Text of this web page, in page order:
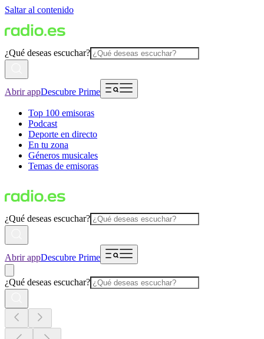
Saltar al contenido
¿Qué deseas escuchar?
Abrir appDescubre Prime
Top 100 emisoras
Podcast
Deporte en directo
En tu zona
Géneros musicales
Temas de emisoras
¿Qué deseas escuchar?
Abrir appDescubre Prime
¿Qué deseas escuchar?